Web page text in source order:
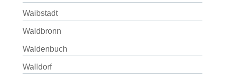
Waibstadt
Waldbronn
Waldenbuch
Walldorf